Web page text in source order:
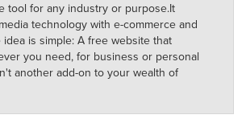
tool for any industry or purpose.It
technology with e-commerce and
idea is simple: A free website that
you need, for business or personal
another add-on to your wealth of
simplifies the usage of the internet